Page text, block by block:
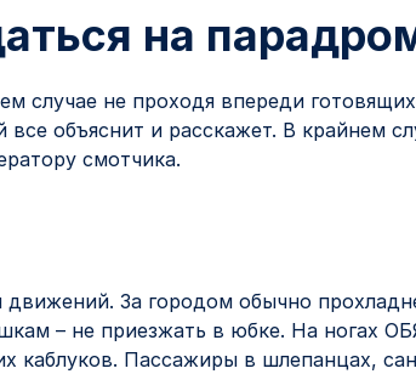
на
случае не проходя впереди
объяснит и расскажет. В крайнем
смотчика.
За городом обычно
– не приезжать в юбке. На ногах
каблуков. Пассажиры в шлепанцах,